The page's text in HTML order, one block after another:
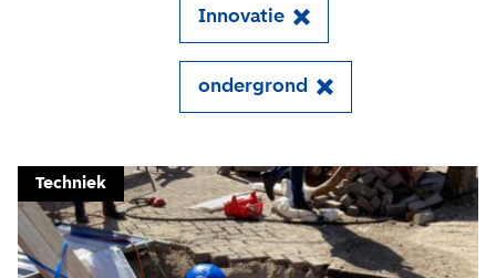
Close
Innovatie
ondergrond
Techniek